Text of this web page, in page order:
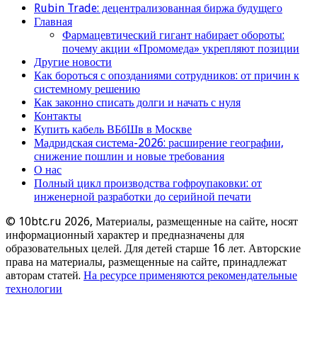
Rubin Trade: децентрализованная биржа будущего
Главная
Фармацевтический гигант набирает обороты:
почему акции «Промомеда» укрепляют позиции
Другие новости
Как бороться с опозданиями сотрудников: от причин к
системному решению
Как законно списать долги и начать с нуля
Контакты
Купить кабель ВБбШв в Москве
Мадридская система-2026: расширение географии,
снижение пошлин и новые требования
О нас
Полный цикл производства гофроупаковки: от
инженерной разработки до серийной печати
© 10btc.ru 2026, Материалы, размещенные на сайте, носят
информационный характер и предназначены для
образовательных целей. Для детей старше 16 лет. Авторские
права на материалы, размещенные на сайте, принадлежат
авторам статей. На ресурсе применяются рекомендательные
технологии